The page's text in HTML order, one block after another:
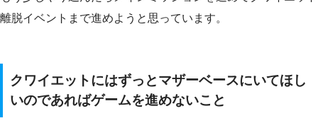
離脱イベントまで進めようと思っています。
クワイエットにはずっとマザーベースにいてほし
いのであればゲームを進めないこと